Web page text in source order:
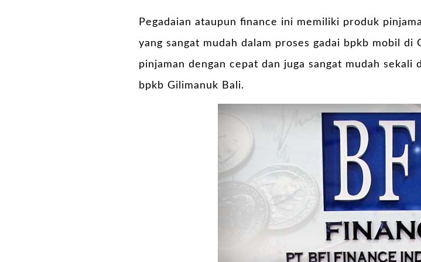
Pegadaian ataupun finance ini memiliki produk
yang sangat mudah dalam proses gadai bpkb mobil di
pinjaman dengan cepat dan juga sangat mudah sekali
bpkb Gilimanuk Bali.